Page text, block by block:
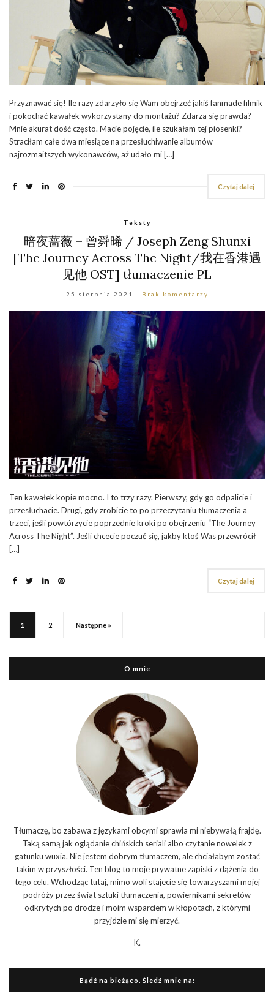
Przyznawać się! Ile razy zdarzyło się Wam obejrzeć jakiś fanmade filmik
i pokochać kawałek wykorzystany do montażu? Zdarza się prawda?
Mnie akurat dość często. Macie pojęcie, ile szukałam tej piosenki?
Straciłam całe dwa miesiące na przesłuchiwanie albumów
najrozmaitszych wykonawców, aż udało mi […]
Czytaj dalej
Teksty
暗夜蔷薇 – 曾舜晞 / Joseph Zeng Shunxi
[The Journey Across The Night/我在香港遇
见他 OST] tłumaczenie PL
25 sierpnia 2021 Brak komentarzy
Ten kawałek kopie mocno. I to trzy razy. Pierwszy, gdy go odpalicie i
przesłuchacie. Drugi, gdy zrobicie to po przeczytaniu tłumaczenia a
trzeci, jeśli powtórzycie poprzednie kroki po obejrzeniu “The Journey
Across The Night”. Jeśli chcecie poczuć się, jakby ktoś Was przewrócił
[…]
Czytaj dalej
1 2 Następne »
O mnie
Tłumaczę, bo zabawa z językami obcymi sprawia mi niebywałą frajdę.
Taką samą jak oglądanie chińskich seriali albo czytanie nowelek z
gatunku wuxia. Nie jestem dobrym tłumaczem, ale chciałabym zostać
takim w przyszłości. Ten blog to moje prywatne zapiski z dążenia do
tego celu. Wchodząc tutaj, mimo woli stajecie się towarzyszami mojej
podróży przez świat sztuki tłumaczenia, powiernikami sekretów
odkrytych po drodze i moim wsparciem w kłopotach, z którymi
przyjdzie mi się mierzyć.
K.
Bądź na bieżąco. Śledź mnie na: